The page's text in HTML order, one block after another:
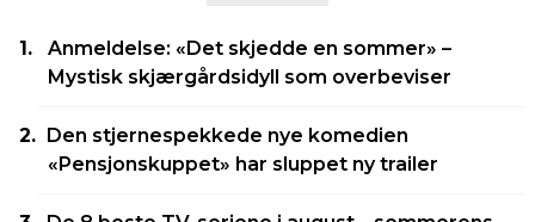
Anmeldelse: «Det skjedde en sommer» –
Mystisk skjærgårdsidyll som overbeviser
Den stjernespekkede nye komedien
«Pensjonskuppet» har sluppet ny trailer